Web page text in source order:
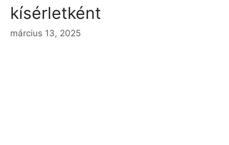
kísérletként
március 13, 2025